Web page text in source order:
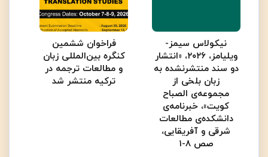
نیکولاس سیمز-
ویلیامز، ۲۰۲۶، «انتشار
دو سند منتشرنشده به
زبان بلخی از
مجموعه‌ی الصباح
کویت»، خبرنامه‌ی
دانشکده‌ی مطالعات
شرقی و آفریقایی،
صص ۸-۱
فراخوان ششمین
کنگره بین‌المللی زبان
و مطالعات ترجمه در
ترکیه منتشر شد